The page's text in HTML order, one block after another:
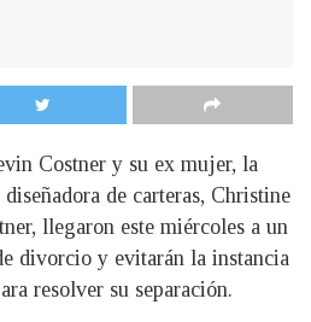
Costner y su ex mujer, la
de carteras, Christine
llegaron este miércoles a un
divorcio y evitarán la instancia
resolver su separación.